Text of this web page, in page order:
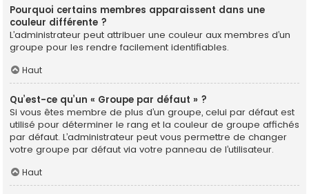
Pourquoi certains membres apparaissent dans une
couleur différente ?
L’administrateur peut attribuer une couleur aux membres d’un
groupe pour les rendre facilement identifiables.
Haut
Qu’est-ce qu’un « Groupe par défaut » ?
Si vous êtes membre de plus d’un groupe, celui par défaut est
utilisé pour déterminer le rang et la couleur de groupe affichés
par défaut. L’administrateur peut vous permettre de changer
votre groupe par défaut via votre panneau de l’utilisateur.
Haut